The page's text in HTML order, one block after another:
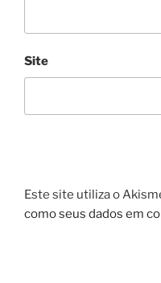
Site
Este site utiliza o
como seus dados em